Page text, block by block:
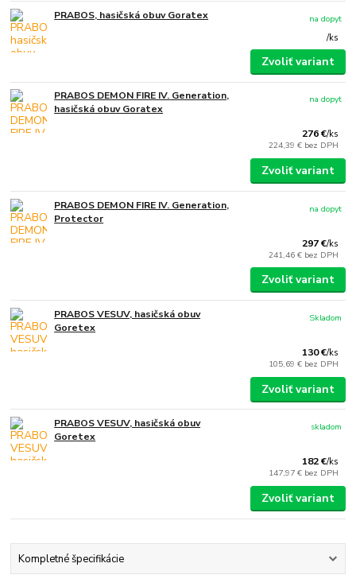
PRABOS, hasičská obuv Goratex
/ks
na dopyt
Zvoliť variant
PRABOS DEMON FIRE IV. Generation,
hasičská obuv Goratex
276 €/ks
224,39 € bez DPH
na dopyt
Zvoliť variant
PRABOS DEMON FIRE IV. Generation,
Protector
297 €/ks
241,46 € bez DPH
na dopyt
Zvoliť variant
PRABOS VESUV, hasičská obuv
Goretex
130 €/ks
105,69 € bez DPH
Skladom
Zvoliť variant
PRABOS VESUV, hasičská obuv
Goretex
182 €/ks
147,97 € bez DPH
skladom
Zvoliť variant
Kompletné špecifikácie